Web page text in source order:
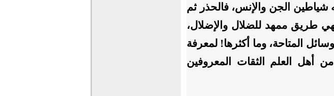
الجن والإنس، فالحذر ثم
طريق ممهد للضلال والإضلال،
المتاحة، وما أكثرها! لمعرفة
أهل العلم الثقات المعروفين